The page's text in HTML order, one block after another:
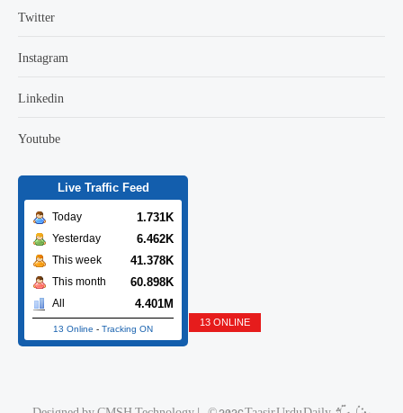
Twitter
Instagram
Linkedin
Youtube
Live Traffic Feed
Today 1.731K
Yesterday 6.462K
This week 41.378K
This month 60.898K
All 4.401M
13 Online - Tracking ON
13 ONLINE